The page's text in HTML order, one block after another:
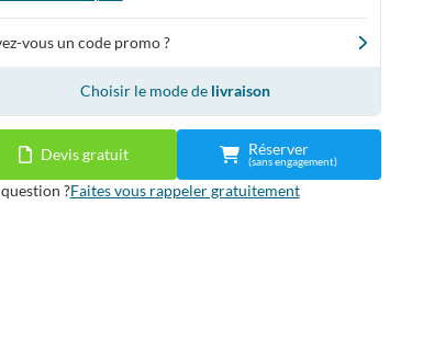
vous un code promo ?
Choisir le mode de livraison
Devis gratuit Réserver
(sans engagement)
?Faites vous rappeler gratuitement